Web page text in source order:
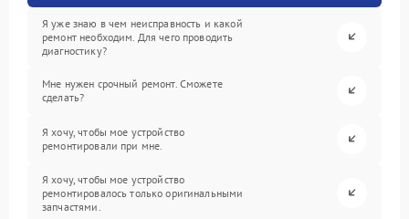
Я уже знаю в чем неисправность и какой
ремонт необходим. Для чего проводить
диагностику?
Мне нужен срочный ремонт. Сможете
сделать?
Я хочу, чтобы мое устройство
ремонтировали при мне.
Я хочу, чтобы мое устройство
ремонтировалось только оригинальными
запчастями.